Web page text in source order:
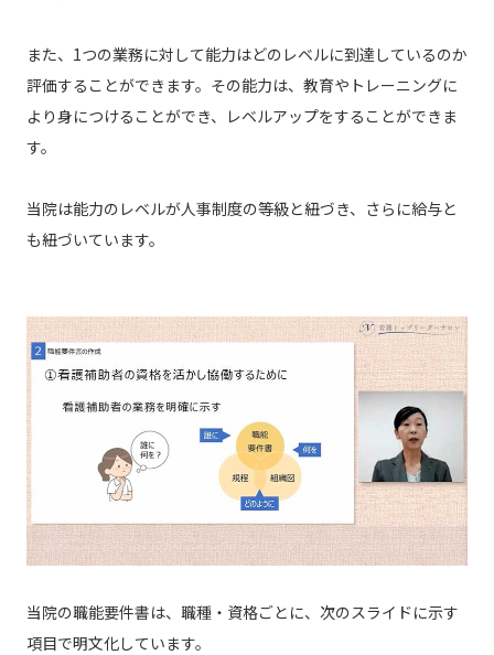
また、1つの業務に対して能力はどのレベルに到達しているのか
評価することができます。その能力は、教育やトレーニングに
より身につけることができ、レベルアップをすることができま
す。
当院は能力のレベルが人事制度の等級と紐づき、さらに給与と
も紐づいています。
当院の職能要件書は、職種・資格ごとに、次のスライドに示す
項目で明文化しています。